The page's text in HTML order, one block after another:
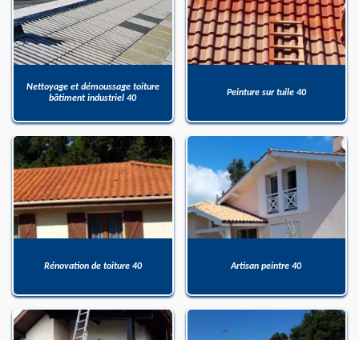
Nettoyage et démoussage toiture
bâtiment industriel 40
Peinture sur tuile 40
Rénovation de toiture 40 Artisan peintre 40